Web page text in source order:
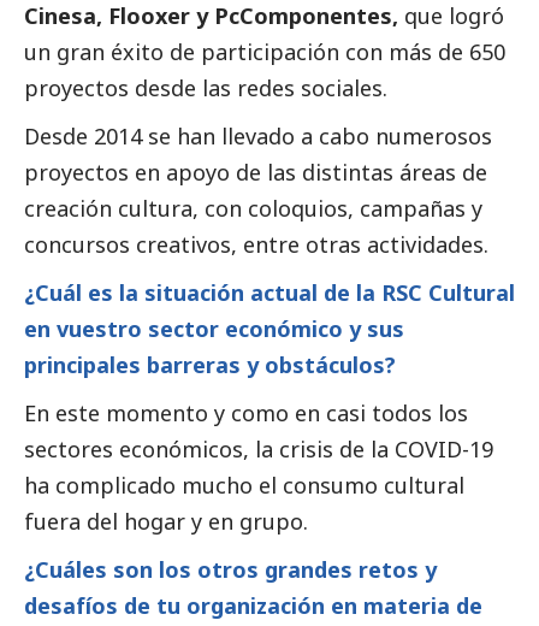
Cinesa, Flooxer y PcComponentes, que logró
un gran éxito de participación con más de 650
proyectos desde las redes sociales.
Desde 2014 se han llevado a cabo numerosos
proyectos en apoyo de las distintas áreas de
creación cultura, con coloquios, campañas y
concursos creativos, entre otras actividades.
¿Cuál es la situación actual de la RSC Cultural
en vuestro sector económico y sus
principales barreras y obstáculos?
En este momento y como en casi todos los
sectores económicos, la crisis de la COVID-19
ha complicado mucho el consumo cultural
fuera del hogar y en grupo.
¿Cuáles son los otros grandes retos y
desafíos de tu organización en materia de